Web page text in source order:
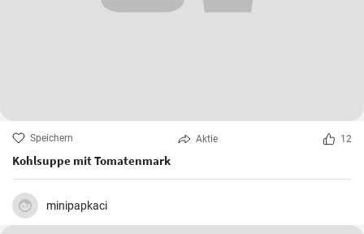
Speichern Aktie 12
Kohlsuppe mit Tomatenmark
minipapkaci